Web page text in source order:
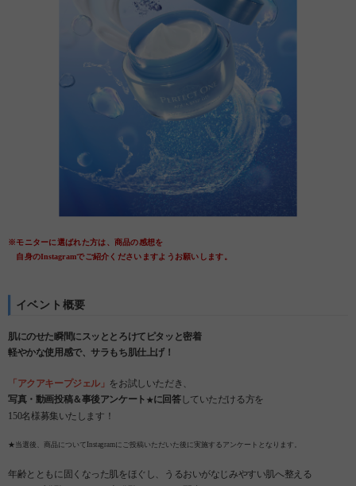
※モニターに選ばれた方は、商品の感想を
自身のInstagramでご紹介くださいますようお願いします。
イベント概要
肌にのせた瞬間にスッととろけてピタッと密着
軽やかな使用感で、サラもち肌仕上げ！
「アクアキープジェル」 をお試しいただき、
写真・動画投稿＆事後アンケート ★に回答していただける方を
150名様募集いたします！
★当選後、商品についてInstagramにご投稿いただいた後に実施するアンケートとなります。
年齢とともに固くなった肌をほぐし、うるおいがなじみやすい肌へ整える